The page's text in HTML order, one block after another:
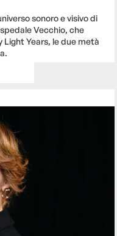
sonoro e visivo di
Vecchio, che
Light Years, le due metà